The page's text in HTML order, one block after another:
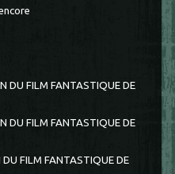
DU FILM FANTASTIQUE DE
DU FILM FANTASTIQUE DE
FILM FANTASTIQUE DE